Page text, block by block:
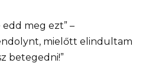
edd meg ezt” –
mielőtt elindultam
betegedni!”